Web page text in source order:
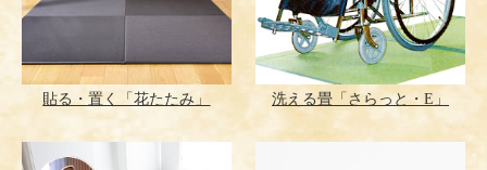
貼る・置く「花たたみ」 洗える畳「さらっと・E」